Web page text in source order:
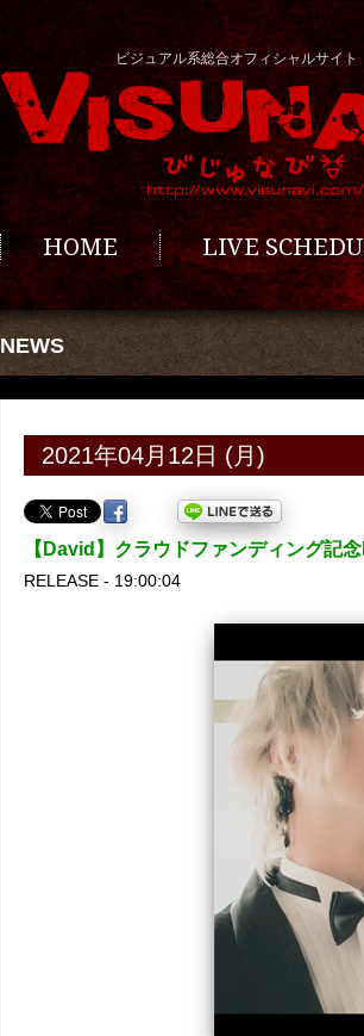
ビジュアル系総合オフィシャルサイト
HOME LIVE
NEWS
2021年04月12日 (月)
【David】クラウドファンディング記
RELEASE - 19:00:04